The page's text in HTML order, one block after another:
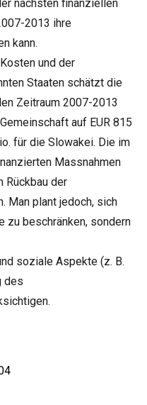
nächsten finanziellen
2013 ihre
kann.
und der
Staaten schätzt die
Zeitraum 2007-2013
auf EUR 815
für die Slowakei. Die im
Massnahmen
Rückbau der
Man plant jedoch, sich
zu beschränken, sondern
soziale Aspekte (z. B.
des